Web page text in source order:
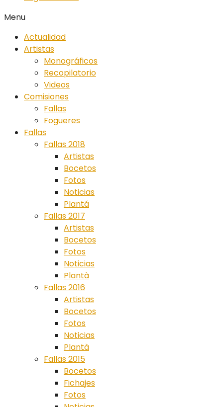
Menu
Actualidad
Artistas
Monográficos
Recopilatorio
Videos
Comisiones
Fallas
Fogueres
Fallas
Fallas 2018
Artistas
Bocetos
Fotos
Noticias
Plantá
Fallas 2017
Artistas
Bocetos
Fotos
Noticias
Plantà
Fallas 2016
Artistas
Bocetos
Fotos
Noticias
Plantà
Fallas 2015
Bocetos
Fichajes
Fotos